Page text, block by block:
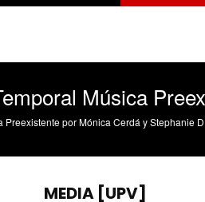
Música Preexistente
Mónica Cerdá y Stephanie Díaz